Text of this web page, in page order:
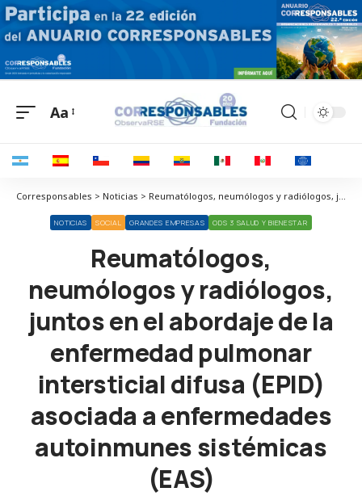
Aa
Corresponsables > Noticias > Reumatólogos, neumólogos y radiólogos, juntos en el abordaje de la enfermedad pulmonar intersticial difusa (EPID) asociada a enfermedades autoinmunes sistémicas (EAS)
NOTICIAS SOCIAL GRANDES EMPRESAS ODS 3 SALUD Y BIENESTAR
Reumatólogos,
neumólogos y radiólogos,
juntos en el abordaje de la
enfermedad pulmonar
intersticial difusa (EPID)
asociada a enfermedades
autoinmunes sistémicas
(EAS)